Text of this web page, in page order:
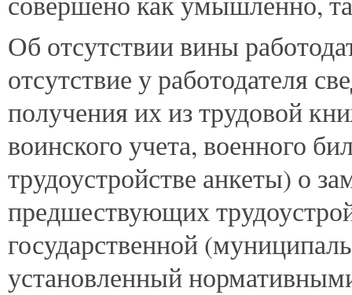
Об отсутствии вины
отсутствие у работодателя
получения их из трудовой
воинского учета, военного
трудоустройстве анкеты) о
предшествующих
государственной
установленный